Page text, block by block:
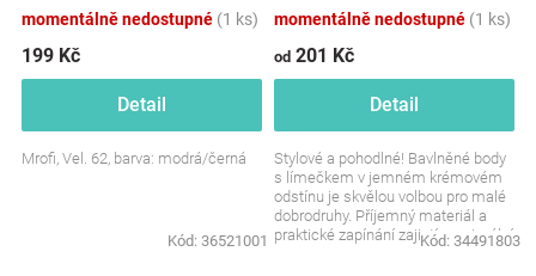
momentálně nedostupné (1 ks)
199 Kč
Detail
Mrofi, Vel. 62, barva: modrá/černá
Kód: 36521001
momentálně nedostupné (1 ks)
od 201 Kč
Detail
Stylové a pohodlné! Bavlněné body
s límečkem v jemném krémovém
odstínu je skvělou volbou pro malé
dobrodruhy. Příjemný materiál a
praktické zapínání zajistí maximální
Kód: 34491803